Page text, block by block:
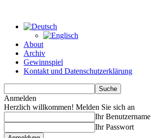
About
Archiv
Gewinnspiel
Kontakt und Datenschutzerklärung
Anmelden
Herzlich willkommen! Melden Sie sich an
Ihr Benutzername
Ihr Passwort